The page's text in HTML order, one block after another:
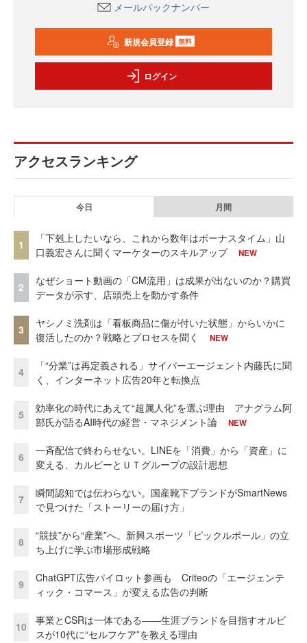
メールバックナンバー
新規会員登録 無料
ログイン
アクセスランキング
今日 月間
1
「下剋上したいなら、これから数年はボーナスタイム」山
口義宏さんに聞くマーケターのスキルアップ
NEW
2
なぜショート動画の「CM流用」は成果が出ないのか？購買
データが示す、店頭売上を動かす条件
3
ヤシノミ洗剤は「看板商品に傷が付いた状態」からいかに
復活したのか？戦略とプロセスを聞く
NEW
4
「“分業”は再定義される」サイバーエージェント内藤氏に聞
く、インターネット広告20年と転換点
5
効率化の時代にあえて“超属人化”を選ぶ理由 アナグラム阿
部氏が語るAI時代の経営・マネジメント論
NEW
6
一斉配信で終わらせない。LINEを「消費」から「資産」に
変える、カルビーとＵＴグループの設計思想
7
瞬間認知では伝わらない。国産靴下ブランドがSmartNews
で見つけた「ストーリーの届け方」
8
“競技”から“産業”へ。新興スポーツ「ピックルボール」の立
ち上げに学ぶ市場形成戦略
9
ChatGPT広告パイロット参画も Criteoの「エージェンテ
ィック・コマース」が変える広告の判断
10
事業とCSRは一体である――生涯ブランドを目指すオルビ
スが10代に“セルフケア”を教える理由